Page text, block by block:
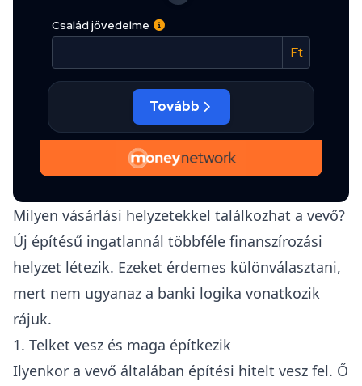
Milyen vásárlási helyzetekkel találkozhat a vevő?
Új építésű ingatlannál többféle finanszírozási
helyzet létezik. Ezeket érdemes különválasztani,
mert nem ugyanaz a banki logika vonatkozik
rájuk.
1. Telket vesz és maga építkezik
Ilyenkor a vevő általában építési hitelt vesz fel. Ő